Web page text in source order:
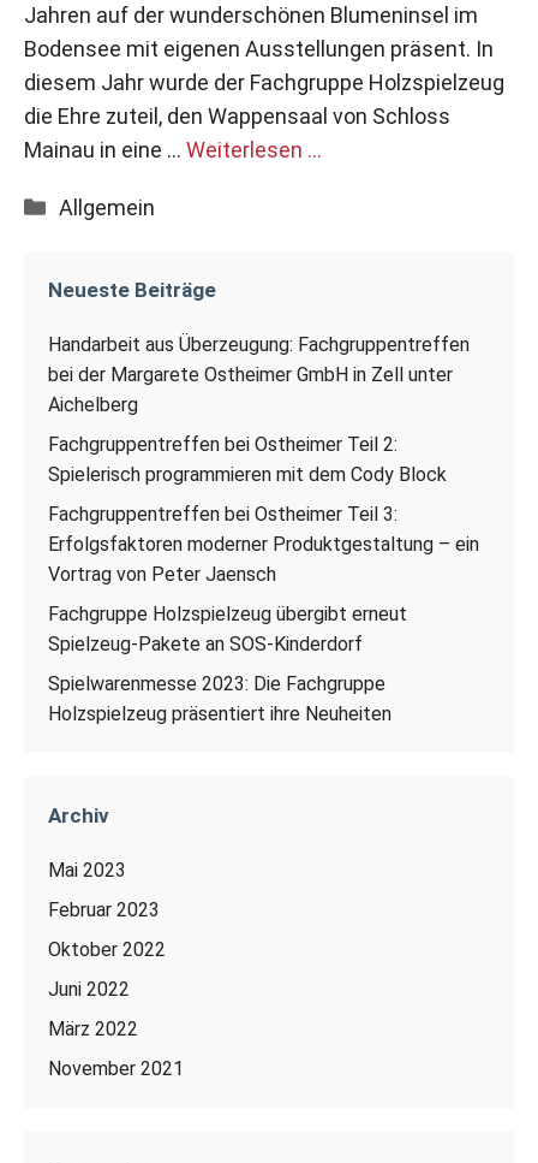
Jahren auf der wunderschönen Blumeninsel im
Bodensee mit eigenen Ausstellungen präsent. In
diesem Jahr wurde der Fachgruppe Holzspielzeug
die Ehre zuteil, den Wappensaal von Schloss
Mainau in eine … Weiterlesen …
Kategorien
Allgemein
Neueste Beiträge
Handarbeit aus Überzeugung: Fachgruppentreffen
bei der Margarete Ostheimer GmbH in Zell unter
Aichelberg
Fachgruppentreffen bei Ostheimer Teil 2:
Spielerisch programmieren mit dem Cody Block
Fachgruppentreffen bei Ostheimer Teil 3:
Erfolgsfaktoren moderner Produktgestaltung – ein
Vortrag von Peter Jaensch
Fachgruppe Holzspielzeug übergibt erneut
Spielzeug-Pakete an SOS-Kinderdorf
Spielwarenmesse 2023: Die Fachgruppe
Holzspielzeug präsentiert ihre Neuheiten
Archiv
Mai 2023
Februar 2023
Oktober 2022
Juni 2022
März 2022
November 2021